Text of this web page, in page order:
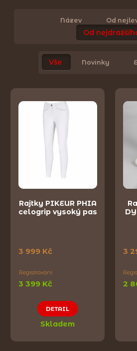
Název Od
Od
Vše Novinky
Rajtky PIKEUR PHIA
celogrip vysoký pas
3 999 Kč
Registrovaní
3 399 Kč
DETAIL
Skladem
3
2